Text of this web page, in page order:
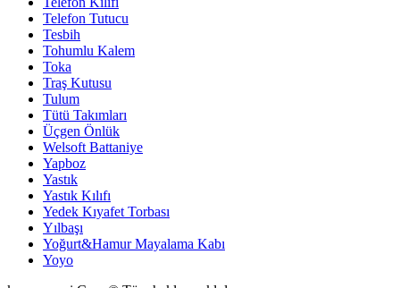
Telefon Tutucu
Tesbih
Tohumlu Kalem
Toka
Traş Kutusu
Tulum
Tütü Takımları
Üçgen Önlük
Welsoft Battaniye
Yapboz
Yastık
Yastık Kılıfı
Yedek Kıyafet Torbası
Yılbaşı
Yoğurt&Hamur Mayalama Kabı
Yoyo